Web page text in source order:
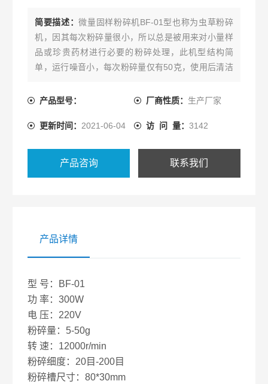
简要描述：微量固样粉碎机BF-01型也称为虫草粉碎
机，因其每次粉碎量很小，所以总是被用来对小量样
品或珍贵药材进行必要的粉碎处理，此机型结构简
单，运行噪音小，每次粉碎量仅有50克，使用后清洁
产品型号：
厂商性质： 生产厂家
更新时间： 2021-06-04 访 问 量： 3142
产品咨询 联系我们
产品详情
型 号：BF-01
功 率：300W
电 压：220V
粉碎量：5-50g
转 速：12000r/min
粉碎细度：20目-200目
粉碎槽尺寸：80*30mm